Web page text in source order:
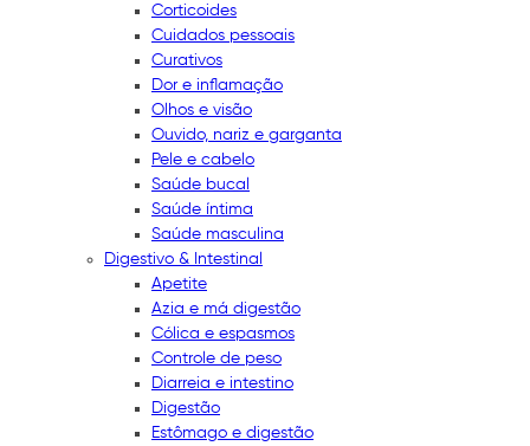
Corticoides
Cuidados pessoais
Curativos
Dor e inflamação
Olhos e visão
Ouvido, nariz e garganta
Pele e cabelo
Saúde bucal
Saúde íntima
Saúde masculina
Digestivo & Intestinal
Apetite
Azia e má digestão
Cólica e espasmos
Controle de peso
Diarreia e intestino
Digestão
Estômago e digestão